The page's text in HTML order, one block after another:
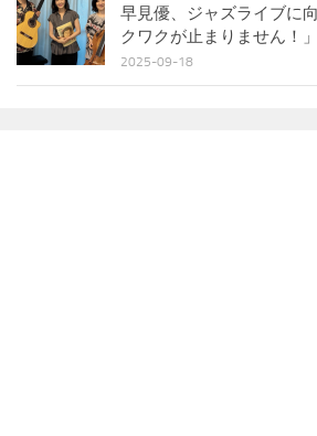
早見優、ジャズライブに
クワクが止まりません！」
2025-09-18